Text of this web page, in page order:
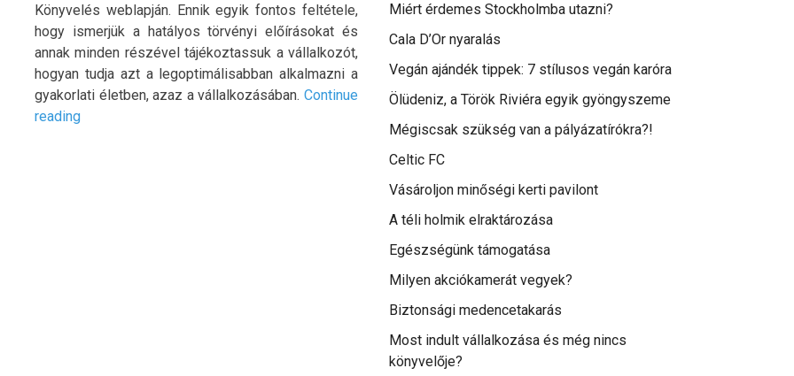
Könyvelés weblapján. Ennik egyik fontos feltétele,
hogy ismerjük a hatályos törvényi előírásokat és
annak minden részével tájékoztassuk a vállalkozót,
hogyan tudja azt a legoptimálisabban alkalmazni a
gyakorlati életben, azaz a vállalkozásában. Continue
reading„Komplex
Miért érdemes Stockholmba utazni?
Cala D’Or nyaralás
Vegán ajándék tippek: 7 stílusos vegán karóra
Ölüdeniz, a Török Riviéra egyik gyöngyszeme
Mégiscsak szükség van a pályázatírókra?!
Celtic FC
Vásároljon minőségi kerti pavilont
A téli holmik elraktározása
Egészségünk támogatása
Milyen akciókamerát vegyek?
Biztonsági medencetakarás
Most indult vállalkozása és még nincs
könyvelője?